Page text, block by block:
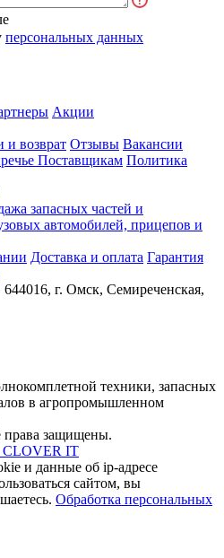
персональных данных
Акции
и возврат Отзывы Вакансии
Поставщикам Политика
запасных частей и
автомобилей, прицепов и
Доставка и оплата Гарантия
644016, г. Омск, Семиреченская,
техники, запасных
в агропромышленном
права защищены.
CLOVER IT
и данные об ip-адресе
сайтом, вы
Обработка персональных